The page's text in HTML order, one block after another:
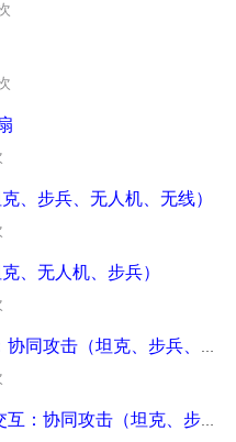
、步兵、无人机、无线）
、无人机、步兵）
视频：场景仿真-顺序图：协同攻击（坦克、步兵、无人机）
视频：场景仿真-通信和交互：协同攻击（坦克、步兵、无人机）